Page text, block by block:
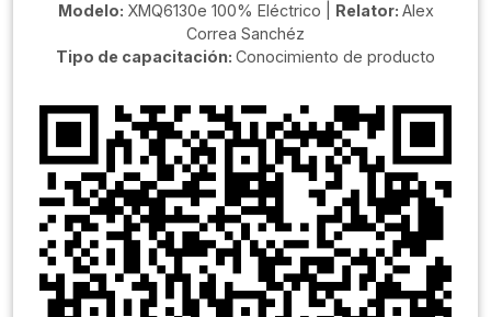
Modelo: XMQ6130e 100% Eléctrico | Relator: Alex
Correa Sanchéz
Tipo de capacitación: Conocimiento de producto